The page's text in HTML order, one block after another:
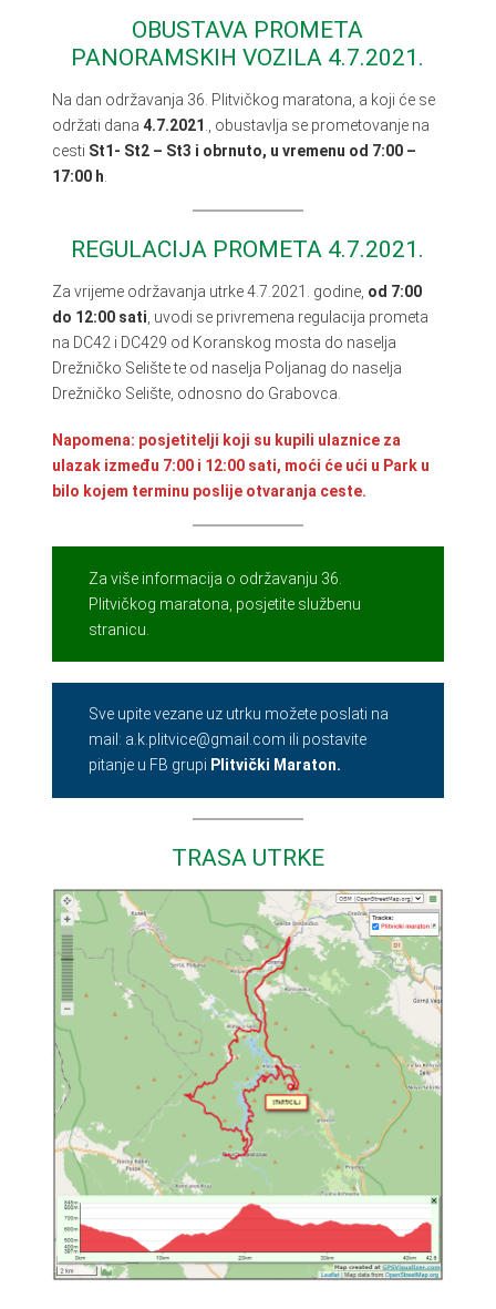
OBUSTAVA PROMETA
PANORAMSKIH VOZILA 4.7.2021.
Na dan održavanja 36. Plitvičkog maratona, a koji će se
održati dana 4.7.2021
., obustavlja se prometovanje na
cesti St1- St2 – St3 i obrnuto, u vremenu od 7:00 –
17:00 h
REGULACIJA PROMETA 4.7.2021.
Za vrijeme održavanja utrke 4.7.2021. godine, od 7:00
do 12:00 sati , uvodi se privremena regulacija prometa
na DC42 i DC429 od Koranskog mosta do naselja
Drežničko Selište te od naselja Poljanag do naselja
Drežničko Selište, odnosno do Grabovca.
Napomena: posjetitelji koji su kupili ulaznice za
ulazak između 7:00 i 12:00 sati, moći će ući u Park u
bilo kojem terminu poslije otvaranja ceste.
Za više informacija o održavanju 36.
Plitvičkog maratona, posjetite službenu
stranicu.
Sve upite vezane uz utrku možete poslati na
mail: a.k.plitvice@gmail.com ili postavite
pitanje u FB grupi Plitvički Maraton.
TRASA UTRKE